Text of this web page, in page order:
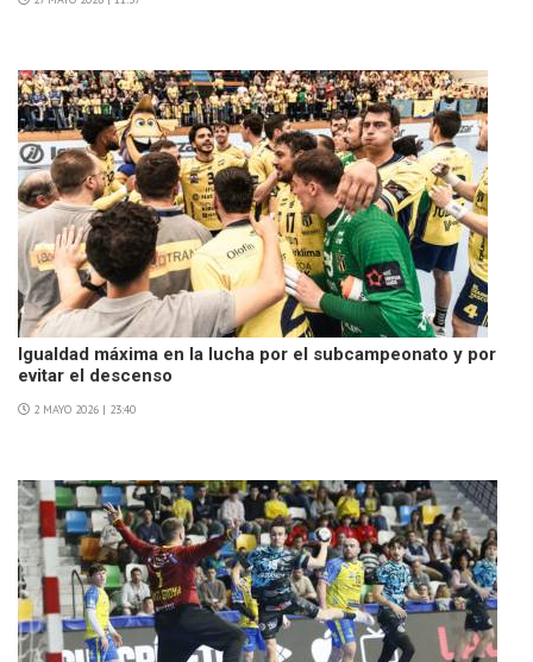
Igualdad máxima en la lucha por el subcampeonato y por
evitar el descenso
2 MAYO 2026 | 23:40